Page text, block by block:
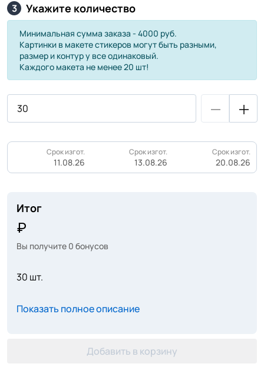
3 Укажите количество
Минимальная сумма заказа - 4000 руб.
Картинки в макете стикеров могут быть разными,
размер и контур у все одинаковый.
Каждого макета не менее 20 шт!
Срок изгот.
11.08.26
Срок изгот.
13.08.26
Срок изгот.
20.08.26
Итог
Вы получите 0 бонусов
30 шт.
Показать полное описание
Добавить в корзину